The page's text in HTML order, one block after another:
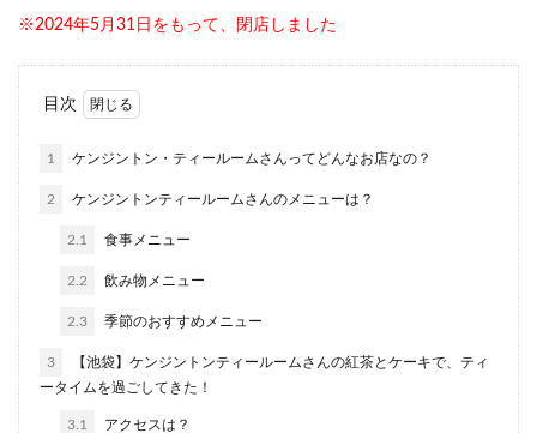
※2024年5月31日をもって、閉店しました
目次
1 ケンジントン・ティールームさんってどんなお店なの？
2 ケンジントンティールームさんのメニューは？
2.1 食事メニュー
2.2 飲み物メニュー
2.3 季節のおすすめメニュー
3
【池袋】ケンジントンティールームさんの紅茶とケーキで、ティ
ータイムを過ごしてきた！
3.1 アクセスは？